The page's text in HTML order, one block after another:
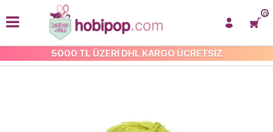
5000 TL ÜZERİ DHL KARGO ÜCRETSİZ
0
ALİZE DİVA